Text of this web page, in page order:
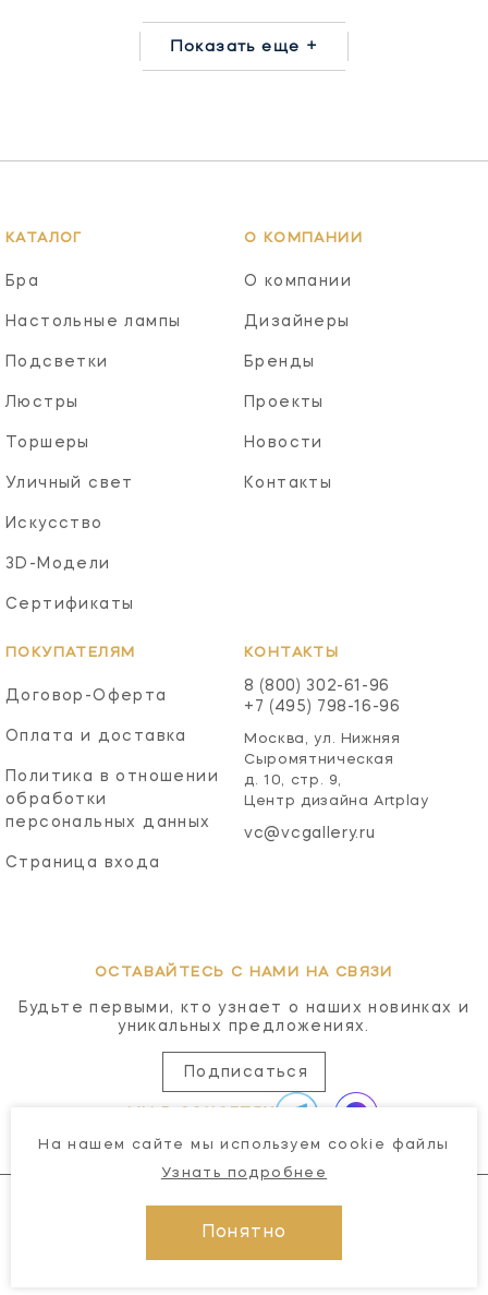
Показать еще +
КАТАЛОГ
Бра
Настольные лампы
Подсветки
Люстры
Торшеры
Уличный свет
Искусство
3D-Модели
Сертификаты
О КОМПАНИИ
О компании
Дизайнеры
Бренды
Проекты
Новости
Контакты
ПОКУПАТЕЛЯМ
Договор-Оферта
Оплата и доставка
Политика в отношении
обработки
персональных данных
Страница входа
КОНТАКТЫ
8 (800) 302-61-96
+7 (495) 798-16-96
Москва, ул. Нижняя
Сыромятническая
д. 10, стр. 9,
Центр дизайна Artplay
vc@vcgallery.ru
ОСТАВАЙТЕСЬ С НАМИ НА СВЯЗИ
Будьте первыми, кто узнает о наших новинках и
уникальных предложениях.
Подписаться
© 2026 Visual Comfort Gallery
На нашем сайте мы используем cookie файлы
Узнать подробнее
Понятно